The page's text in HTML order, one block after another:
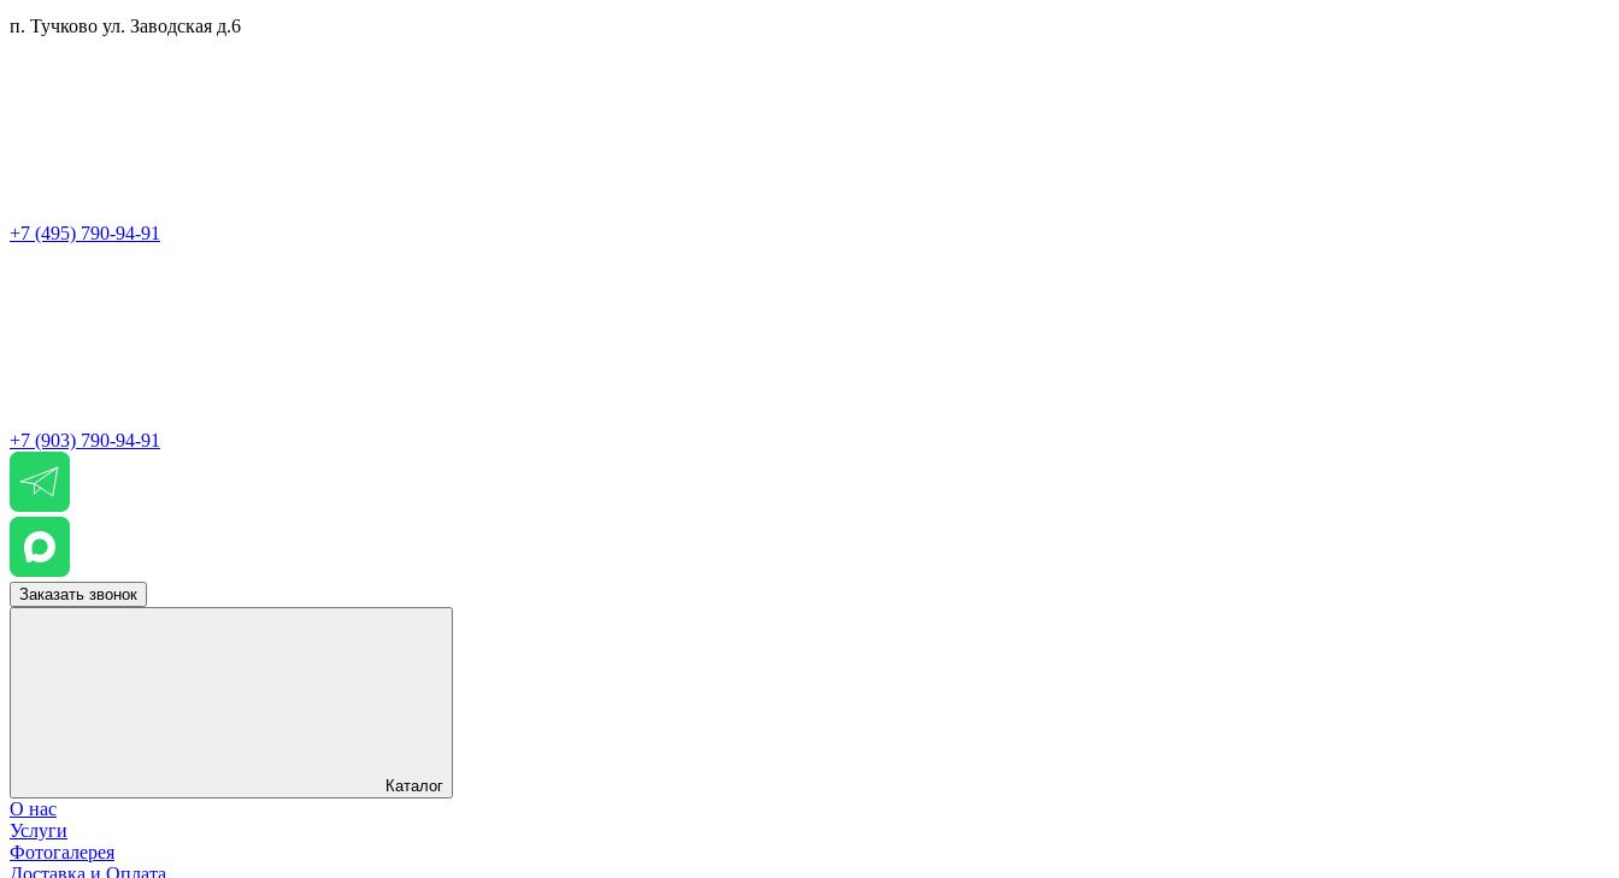
п. Тучково ул. Заводская д.6
+7 (495) 790-94-91
+7 (903) 790-94-91
Заказать звонок
Каталог
О нас
Услуги
Фотогалерея
Доставка и Оплата